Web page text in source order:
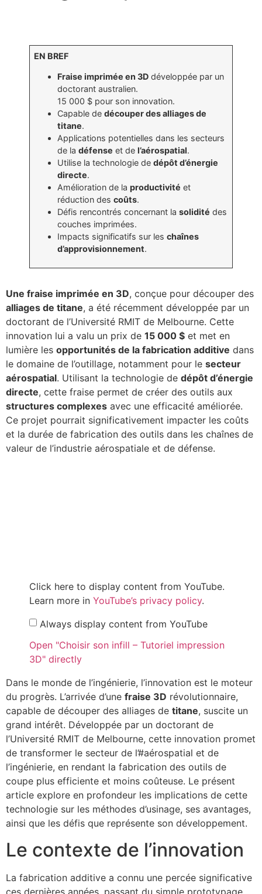
EN BREF
Fraise imprimée en 3D développée par un
doctorant australien.
15 000 $ pour son innovation.
Capable dedécouper des alliages de
titane.
Applications potentielles dans les secteurs
de ladéfense et del’aérospatial.
Utilise la technologie dedépôt d’énergie
directe.
Amélioration de laproductivité et
réduction descoûts.
Défis rencontrés concernant lasolidité des
couches imprimées.
Impacts significatifs sur leschaînes
d’approvisionnement.
Une fraise imprimée en 3D, conçue pour découper des
alliages de titane, a été récemment développée par un
doctorant de l’Université RMIT de Melbourne. Cette
innovation lui a valu un prix de 15 000 $ et met en
lumière les opportunités de la fabrication additive dans
le domaine de l’outillage, notamment pour le secteur
aérospatial. Utilisant la technologie de dépôt d’énergie
directe, cette fraise permet de créer des outils aux
structures complexes avec une efficacité améliorée.
Ce projet pourrait significativement impacter les coûts
et la durée de fabrication des outils dans les chaînes de
valeur de l’industrie aérospatiale et de défense.
Click here to display content from YouTube.
Learn more in YouTube’s privacy policy.
Always display content from YouTube
Open "Choisir son infill – Tutoriel impression
3D" directly
Dans le monde de l’ingénierie, l’innovation est le moteur
du progrès. L’arrivée d’une fraise 3D révolutionnaire,
capable de découper des alliages de titane, suscite un
grand intérêt. Développée par un doctorant de
l’Université RMIT de Melbourne, cette innovation promet
de transformer le secteur de l’#aérospatial et de
l’ingénierie, en rendant la fabrication des outils de
coupe plus efficiente et moins coûteuse. Le présent
article explore en profondeur les implications de cette
technologie sur les méthodes d’usinage, ses avantages,
ainsi que les défis que représente son développement.
Le contexte de l’innovation
La fabrication additive a connu une percée significative
ces dernières années, passant du simple prototypage